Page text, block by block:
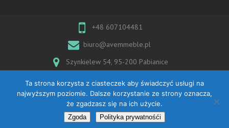
+48 607104481
biuro@avemmeble.pl
Szynkielew 54, 95-200 Pabianice
Copyright © 2026Avem Meble| Theme by:
Horse | Powered by:WordPress
Ta strona korzysta z ciasteczek aby świadczyć usługi na
najwyższym poziomie. Dalsze korzystanie ze strony oznacza,
że zgadzasz się na ich użycie.
Zgoda Polityka prywatnośći